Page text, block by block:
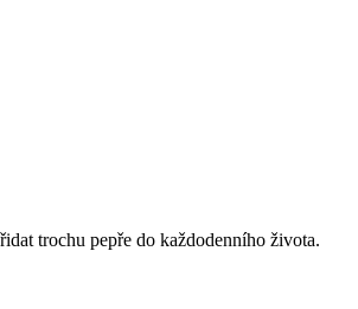
trochu pepře do každodenního života.